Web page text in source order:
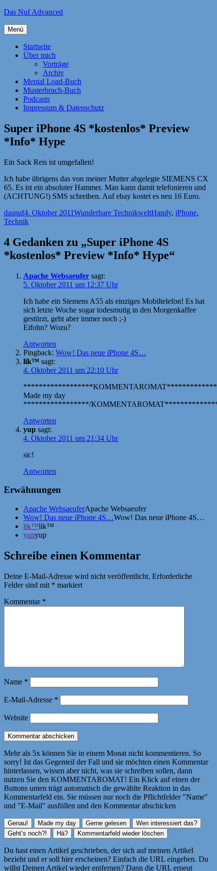
Zum
springen
Das Nuf Advanced
Menü
Startseite
Über mich
Vorträge
Archiv
Mental Load-Buch
Musterbruch-Buch
Podcasts
Impressum & Datenschutz
Super iPhone 4S *kostenlos* Preview
*Info* Hype
Ein Sack Reis ist umgefallen!
Ich habe übrigens das von meiner Mutter abgelegte SIEMENS CX
65. Es ist ein absoluter Hammer. Man kann damit telefonieren und
(ACHTUNG!) SMS schreiben. Auf ebay kostet es neu 16 Euro.
Autor
dasnufVeröffentlicht
am
4. Oktober 2011Kategorien
Wunderbare TechnikweltSchlagwörter
Handy, iPhone,
Technik
4 Gedanken zu „Super iPhone 4S
*kostenlos* Preview *Info* Hype“
Apache Websaeufer sagt:
5. Oktober 2011 um 12:37 Uhr
Ich habe ein Siemens A55 als einziges Mobiltelefon! Es hat
sich letzte Woche sogar todesmutig in den Morgenkaffee
gestürzt, geht aber immer noch ;-)
Eifohn? Wozu?
Antworten
Pingback: Wow! Das neue iPhone 4S…
lik™ sagt:
4. Oktober 2011 um 22:10 Uhr
Made my day
*****************/
Antworten
yup sagt:
4. Oktober 2011 um 21:34 Uhr
sic!
Antworten
Erwähnungen
Apache WebsaeuferApache Websaeufer
Wow! Das neue iPhone 4S…Wow! Das neue iPhone 4S…
lik™lik™
yupyup
Schreibe einen Kommentar
Deine E-Mail-Adresse wird nicht veröffentlicht. Erforderliche
Felder sind mit * markiert
Kommentar *
Name *
E-Mail-Adresse *
Website
Mehr als 5x können Sie in einem Monat nicht kommentieren. So
sorry! Ist das Gegenteil der Fall und sie möchten einen Kommentar
hinterlassen, wissen aber nicht, was sie schreiben sollen, dann
nutzen Sie den KOMMENTAROMAT! Ein Klick auf einen der
Buttons unten trägt automatisch die gewählte Reaktion in das
Kommentarfeld ein. Sie müssen nur noch die Pflichtfelder "Name"
und "E-Mail" ausfüllen und den Kommentar abschicken
Du hast einen Artikel geschrieben, der sich auf meinen Artikel
bezieht und er soll hier erscheinen? Einfach die URL eingeben. Du
willst Deinen Artikel wieder entfernen? Dann die URL erneut